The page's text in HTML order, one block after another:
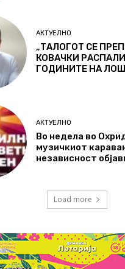
АКТУЕЛНО
„ТАЛОГОТ СЕ
КОВАЧКИ
ГОДИНИТЕ НА
АКТУЕЛНО
Во недела во
музичкиот
независност
Load more